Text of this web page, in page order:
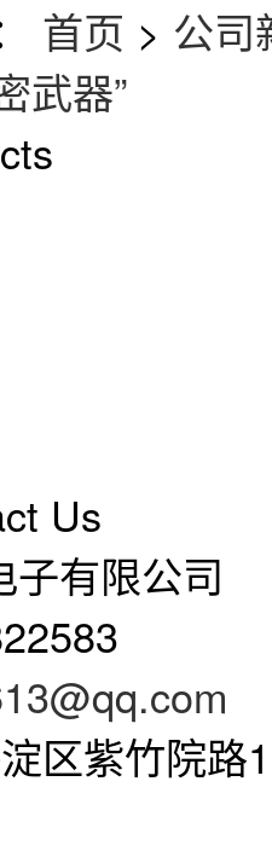
首页 > 公司
武器”
Us
子有限公司
区紫竹院路